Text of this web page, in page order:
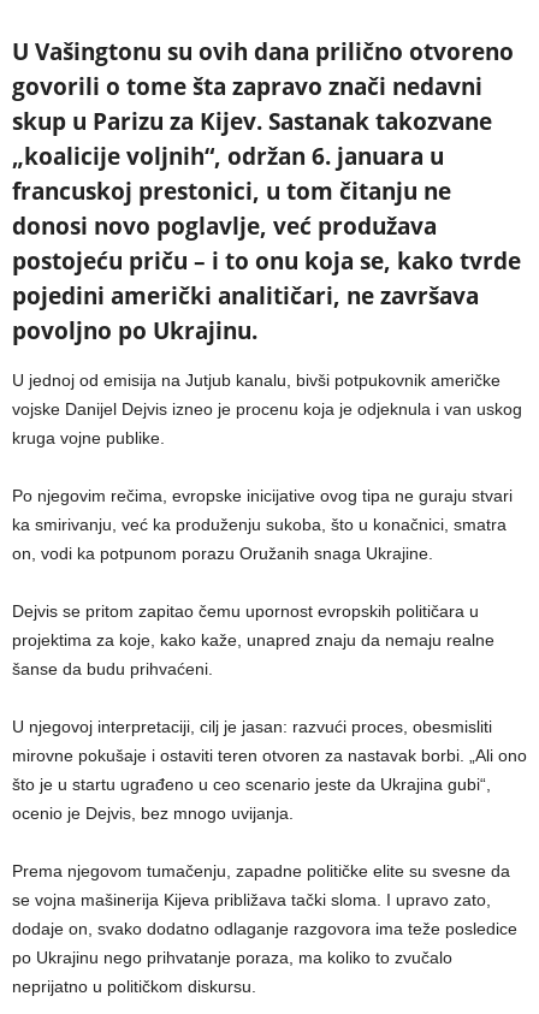
U Vašingtonu su ovih dana prilično otvoreno
govorili o tome šta zapravo znači nedavni
skup u Parizu za Kijev. Sastanak takozvane
„koalicije voljnih“, održan 6. januara u
francuskoj prestonici, u tom čitanju ne
donosi novo poglavlje, već produžava
postojeću priču – i to onu koja se, kako tvrde
pojedini američki analitičari, ne završava
povoljno po Ukrajinu.
U jednoj od emisija na Jutjub kanalu, bivši potpukovnik američke
vojske Danijel Dejvis izneo je procenu koja je odjeknula i van uskog
kruga vojne publike.
Po njegovim rečima, evropske inicijative ovog tipa ne guraju stvari
ka smirivanju, već ka produženju sukoba, što u konačnici, smatra
on, vodi ka potpunom porazu Oružanih snaga Ukrajine.
Dejvis se pritom zapitao čemu upornost evropskih političara u
projektima za koje, kako kaže, unapred znaju da nemaju realne
šanse da budu prihvaćeni.
U njegovoj interpretaciji, cilj je jasan: razvući proces, obesmisliti
mirovne pokušaje i ostaviti teren otvoren za nastavak borbi. „Ali ono
što je u startu ugrađeno u ceo scenario jeste da Ukrajina gubi“,
ocenio je Dejvis, bez mnogo uvijanja.
Prema njegovom tumačenju, zapadne političke elite su svesne da
se vojna mašinerija Kijeva približava tački sloma. I upravo zato,
dodaje on, svako dodatno odlaganje razgovora ima teže posledice
po Ukrajinu nego prihvatanje poraza, ma koliko to zvučalo
neprijatno u političkom diskursu.